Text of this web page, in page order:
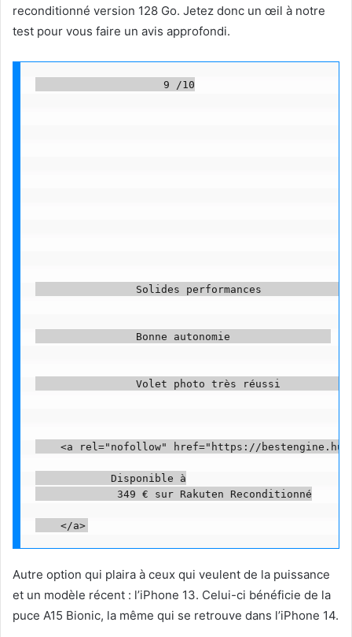
reconditionné version 128 Go. Jetez donc un œil à notre
test pour vous faire un avis approfondi.
                    9 /10
Solides
                Bonne autonomie
Volet photo très
<a rel="nofollow" href="https://
            Disponible à
             349 € sur Rakuten Reconditionné
    </a>
Autre option qui plaira à ceux qui veulent de la puissance
et un modèle récent : l’iPhone 13. Celui-ci bénéficie de la
puce A15 Bionic, la même qui se retrouve dans l’iPhone 14.